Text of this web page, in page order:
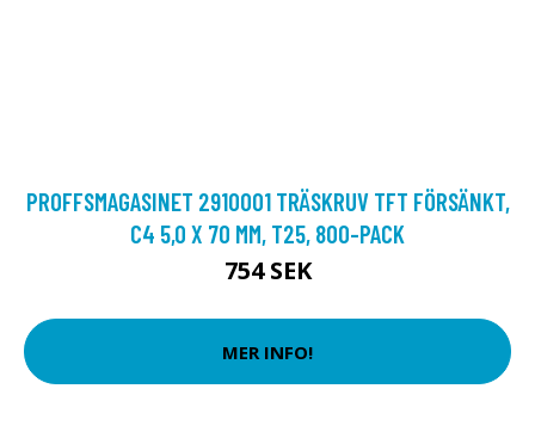
PROFFSMAGASINET 2910001 TRÄSKRUV TFT FÖRSÄNKT,
C4 5,0 X 70 MM, T25, 800-PACK
754 SEK
MER INFO!